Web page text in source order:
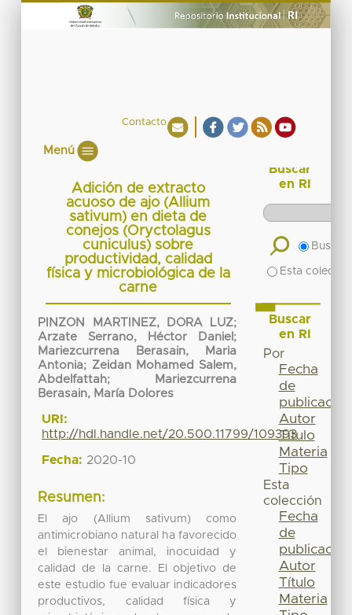
Contacto
Menú
Adición de extracto
acuoso de ajo (Allium
sativum) en dieta de
conejos (Oryctolagus
cuniculus) sobre
productividad, calidad
física y microbiológica de la
carne
PINZON MARTINEZ, DORA LUZ;
Arzate Serrano, Héctor Daniel ;
Mariezcurrena Berasain, Maria
Antonia; Zeidan Mohamed Salem,
Abdelfattah;
Mariezcurrena
Berasain, María Dolores
URI:
http://hdl.handle.net/20.500.11799/109393
Fecha: 2020-10
Resumen:
El ajo (Allium sativum) como
antimicrobiano natural ha favorecido
el bienestar animal, inocuidad y
calidad de la carne. El objetivo de
este estudio fue evaluar indicadores
productivos, calidad física y
Buscar
en RI
Buscar
Esta
Buscar
en RI
Por
Fecha
de
publicación
Autor
Título
Materia
Tipo
Esta
colección
Fecha
de
publicación
Autor
Título
Materia